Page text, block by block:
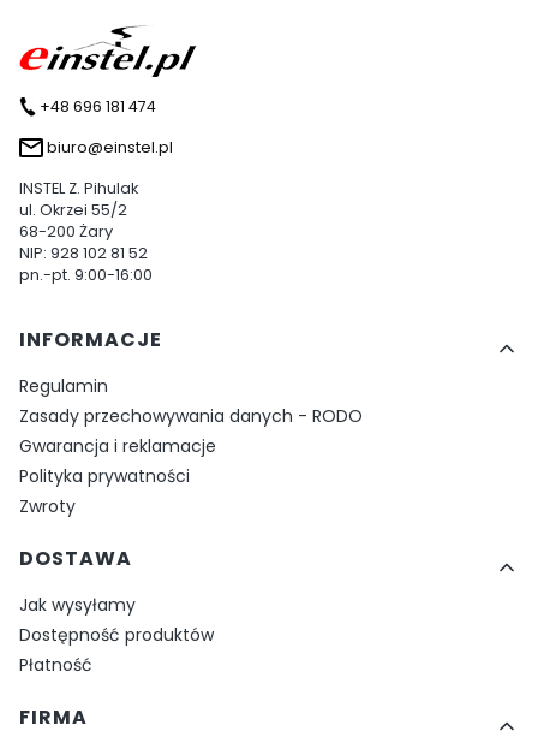
+48 696 181 474
biuro@einstel.pl
INSTEL Z. Pihulak
ul. Okrzei 55/2
68-200 Żary
NIP: 928 102 81 52
pn.-pt. 9:00-16:00
Linki w stopce
INFORMACJE
Regulamin
Zasady przechowywania danych - RODO
Gwarancja i reklamacje
Polityka prywatności
Zwroty
DOSTAWA
Jak wysyłamy
Dostępność produktów
Płatność
FIRMA